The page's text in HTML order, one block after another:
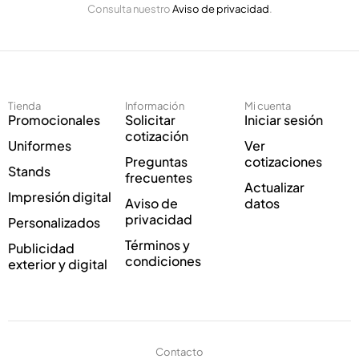
o
e
c
r
ó
i
c
C
o
e
c
n
i
c
o
*
Consulta nuestroAviso de privacidad.
Tienda
Promocionales
Uniformes
Stands
Impresión digital
Personalizados
Publicidad
exterior y digital
Información
Solicitar
cotización
Preguntas
frecuentes
Aviso de
privacidad
Términos y
condiciones
Mi cuenta
Iniciar sesión
Ver
cotizaciones
Actualizar
datos
Contacto